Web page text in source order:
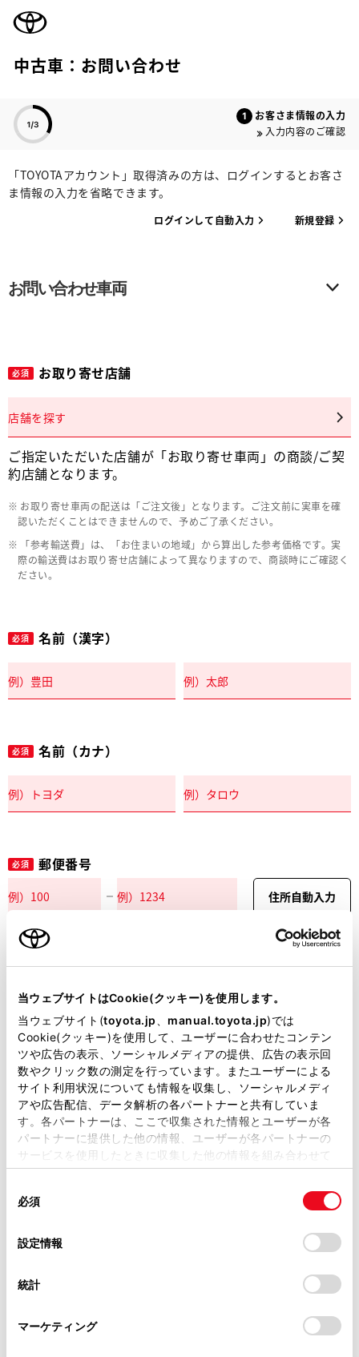
当ウェブサイトはCookie(クッキー)を使用します。
当ウェブサイト(toyota.jp manual.toyota.jp)では
Cookie(クッキー)を使用して、ユーザーに合わせたコンテン
ツや広告の表示、ソーシャルメディアの提供、広告の表示回
数やクリック数の測定を行っています。またユーザーによる
サイト利用状況についても情報を収集し、ソーシャルメディ
アや広告配信、データ解析の各パートナーと共有していま
す。各パートナーは、ここで収集された情報とユーザーが各
パートナーに提供した他の情報、ユーザーが各パートナーの
サービスを使用したときに収集した他の情報を組み合わせて
使用することがあります。当ウェブサイトの使用を続行する
デバイスにすべてのCookie(クッキー)が保存されることに同
意したことになります。Cookie(クッキー)のオプトアウト、
設定の変更、同意を撤回したりするにあたっては、当社の
「Cookie（クッキー）情報の取り扱いについて
」をご覧くだ
必須
設定情報
統計
マーケティング
中古車：お問い合わせ
お客さま情報の入力
入力内容のご確認
「TOYOTAアカウント」取得済みの方は、ログインするとお客さ
ま情報の入力を省略できます。
ログインして自動入力 新規登録
お問い合わせ車両
必須 お取り寄せ店舗
店舗を探す
ご指定いただいた店舗が「お取り寄せ車両」の商談/ご契
約店舗となります。
お取り寄せ車両の配送は「ご注文後」となります。ご注文前に実車を確
認いただくことはできませんので、予めご了承ください。
「参考輸送費」は、「お住まいの地域」から算出した参考価格です。実
際の輸送費はお取り寄せ店舗によって異なりますので、商談時にご確認く
ださい。
必須 名前（漢字）
必須 名前（カナ）
必須 郵便番号
住所自動入力
必須 都道府県
必須 市区町村名
必須 丁目番地
任意 建物名